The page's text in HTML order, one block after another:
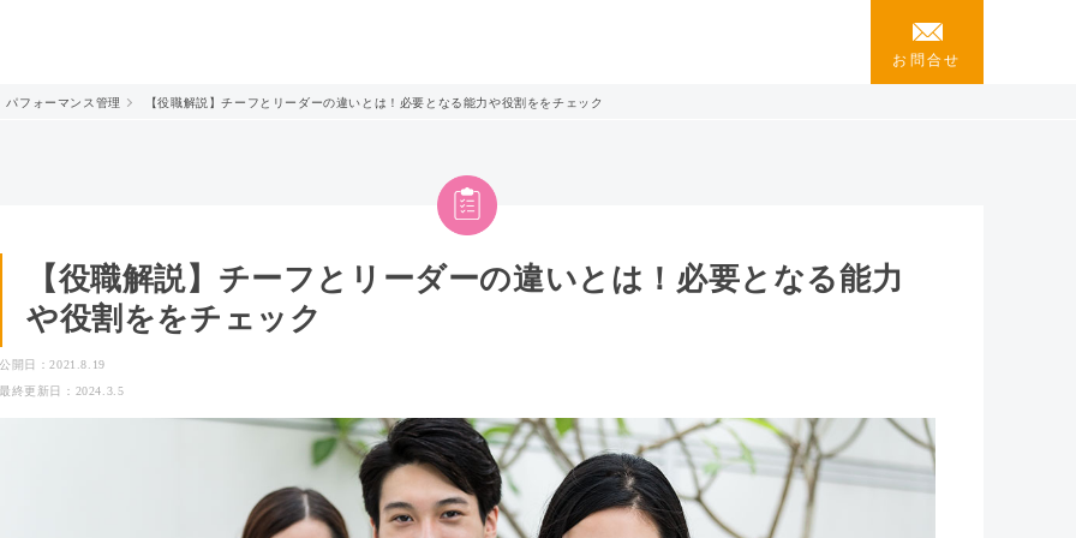
お問合せ
パフォーマンス管理 【役職解説】チーフとリーダーの違いとは！必要となる能力や役割ををチェック
【役職解説】チーフとリーダーの違いとは！必要となる能力
や役割ををチェック
公開日：2021.8.19
最終更新日：2024.3.5